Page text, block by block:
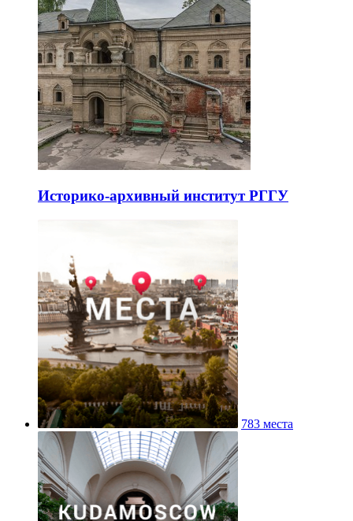
Историко-архивный институт РГГУ
783 места